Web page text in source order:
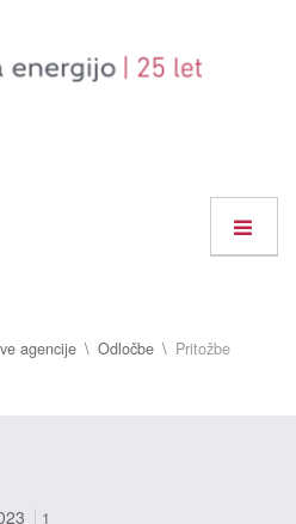
agencije Odločbe Pritožbe
1